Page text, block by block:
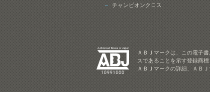
チャンピオンクロス
ＡＢＪマークは、この電子
スであることを示す登録商
ＡＢＪマークの詳細、ＡＢ